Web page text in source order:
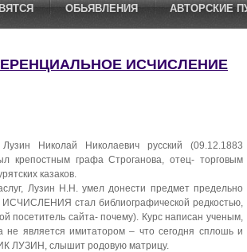
ОБЬЯВЛЕНИЯ АВТОРСКИЕ
ИСЧИСЛЕНИЕ
Николай Николаевич русский (09.12.1883
крепостным графа Строганова, отец- торговым
казаков.
Лузин Н.Н. умел донести предмет предельно
стал библиографической редкостью,
посетитель сайта- почему). Курс написан ученым,
не является имитатором – что сегодня сплошь и
ЛУЗИН, слышит родовую матрицу.